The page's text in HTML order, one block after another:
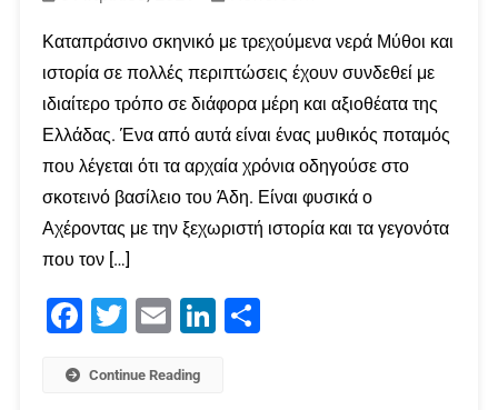
Καταπράσινο σκηνικό με τρεχούμενα νερά Μύθοι και
ιστορία σε πολλές περιπτώσεις έχουν συνδεθεί με
ιδιαίτερο τρόπο σε διάφορα μέρη και αξιοθέατα της
Ελλάδας. Ένα από αυτά είναι ένας μυθικός ποταμός
που λέγεται ότι τα αρχαία χρόνια οδηγούσε στο
σκοτεινό βασίλειο του Άδη. Είναι φυσικά ο
Αχέροντας με την ξεχωριστή ιστορία και τα γεγονότα
που τον […]
Facebook
Twitter Email LinkedIn
Continue Reading